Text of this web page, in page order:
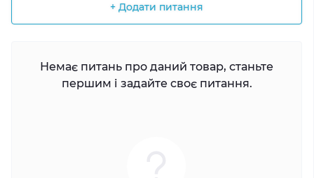
+ Додати питання
Немає питань про даний товар, станьте
першим і задайте своє питання.